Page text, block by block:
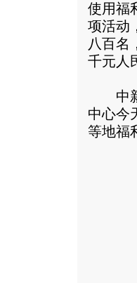
使用福
项活动
八百名
千元人
中新
中心今
等地福